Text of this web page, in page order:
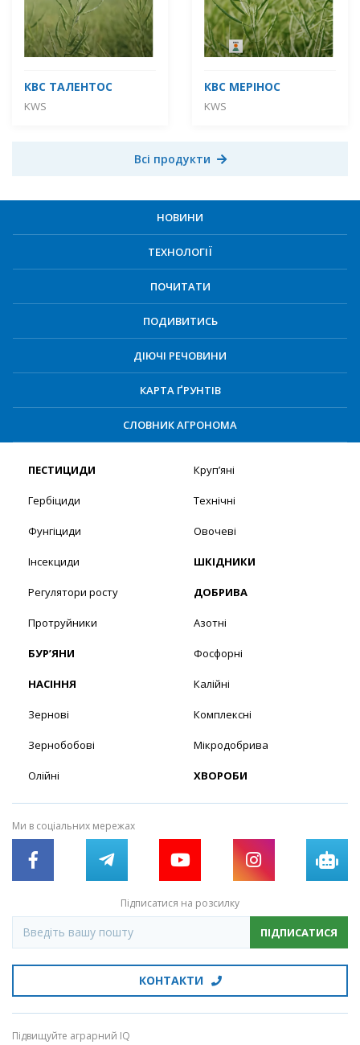
КВС ТАЛЕНТОС
KWS
КВС МЕРІНОС
KWS
Всі продукти
НОВИНИ
ТЕХНОЛОГІЇ
ПОЧИТАТИ
ПОДИВИТИСЬ
ДІЮЧІ РЕЧОВИНИ
КАРТА ҐРУНТІВ
СЛОВНИК АГРОНОМА
ПЕСТИЦИДИ
Гербіциди
Фунгіциди
Інсекциди
Регулятори росту
Протруйники
БУР’ЯНИ
НАСІННЯ
Зернові
Зернобобові
Олійні
Круп’яні
Технічні
Овочеві
ШКІДНИКИ
ДОБРИВА
Азотні
Фосфорні
Калійні
Комплексні
Мікродобрива
ХВОРОБИ
Ми в соціальних мережах
Підписатися на розсилку
ПІДПИСАТИСЯ
КОНТАКТИ
Підвищуйте аграрний IQ